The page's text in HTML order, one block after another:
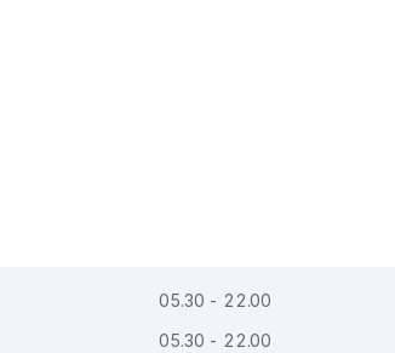
05.30 - 22.00
05.30 - 22.00